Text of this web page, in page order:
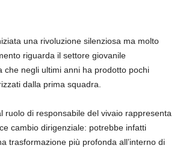
una rivoluzione silenziosa ma molto
riguarda il settore giovanile
che negli ultimi anni ha prodotto pochi
dalla prima squadra.
ruolo di responsabile del vivaio rappresenta
cambio dirigenziale: potrebbe infatti
trasformazione più profonda all’interno di